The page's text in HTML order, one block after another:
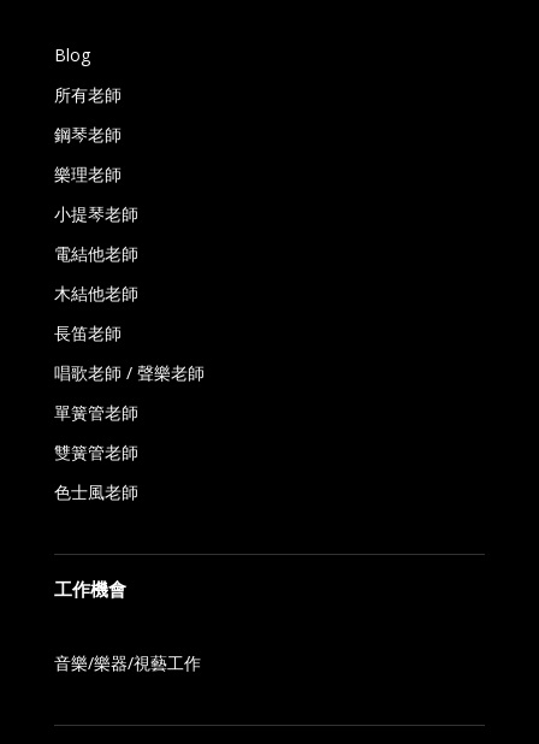
Blog
所有老師
鋼琴老師
樂理老師
小提琴老師
電結他老師
木結他老師
長笛老師
唱歌老師 / 聲樂老師
單簧管老師
雙簧管老師
色士風老師
工作機會
音樂/樂器/視藝工作